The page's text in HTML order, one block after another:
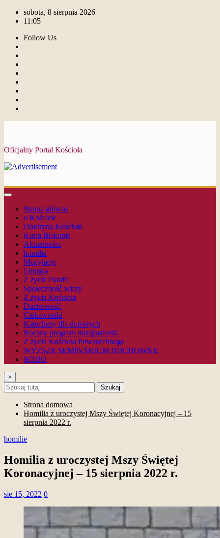
sobota, 8 sierpnia 2026
11:05
Follow Us
Oficjalny Portal Kościoła
Strona główna
o Kościele
Doktryna Kościoła
Kuria Biskupia
Aktualności
homilie
Medytacje
Liturgia
Z życia Parafii
Społeczność wiary
Z życia Kościoła
Duchowość
Ciekawostki
Katechezy dla dorosłych
Roczny program duszpasterski
Z życia Kościoła Powszechnego
WYŻSZE SEMINARIUM DUCHOWNE
RODO
×
Szukaj
Strona domowa
Homilia z uroczystej Mszy Świętej Koronacyjnej – 15
sierpnia 2022 r.
homilie
Homilia z uroczystej Mszy Świętej
Koronacyjnej – 15 sierpnia 2022 r.
sie 15, 2022 0